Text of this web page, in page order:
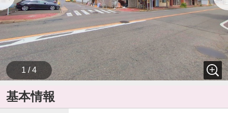
1 / 4
基本情報